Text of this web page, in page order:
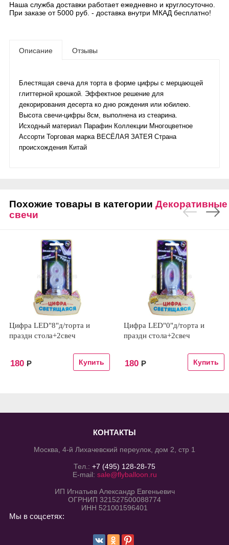
Наша служба доставки работает ежедневно и круглосуточно.
При заказе от 5000 руб. - доставка внутри МКАД бесплатно!
Описание Отзывы
Блестящая свеча для торта в форме цифры с мерцающей
глиттерной крошкой. Эффектное решение для
декорирования десерта ко дню рождения или юбилею.
Высота свечи-цифры 8см, выполнена из стеарина.
Исходный материал Парафин Коллекции Многоцветное
Ассорти Торговая марка ВЕСЁЛАЯ ЗАТЕЯ Страна
происхождения Китай
Похожие товары в категории Декоративные
свечи
Цифра LED"8"д/торта и
праздн стола+2свеч
180 Р
Цифра LED"0"д/торта и
праздн стола+2свеч
180 Р
КОНТАКТЫ
Москва, 4-й Лихачевский переулок, дом 2, стр 1
Тел.: +7 (495) 128-28-75
E-mail: sale@flyballoon.ru
ИП Игнатьев Александр Евгеньевич
ОГРНИП 321527500088774
ИНН 521001596401
Мы в соцсетях: